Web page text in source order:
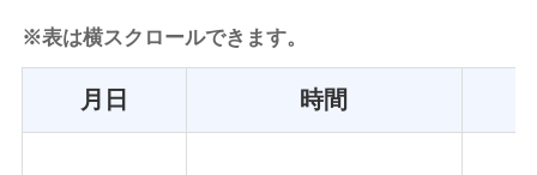
※表は横スクロールできます。
月日 時間